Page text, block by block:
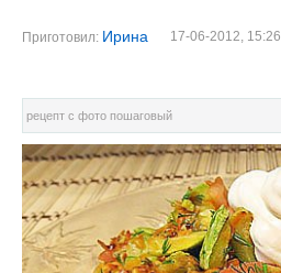
Приготовил: Ирина 17-06-2012, 15:26
рецепт с фото пошаговый